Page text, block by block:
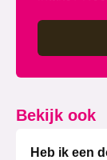
Bekijk ook
Heb ik een